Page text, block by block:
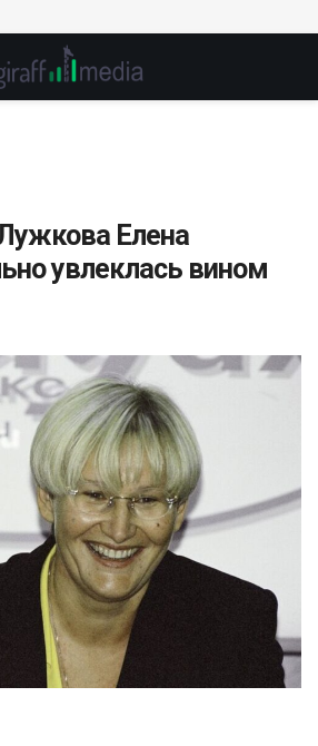
Елена
увлеклась вином